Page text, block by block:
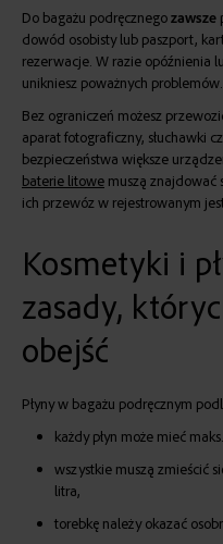
Do bagażu podręcznegozawsze
dowód osobisty lub paszport,
rezerwacje. W razie opóźnienia
unikniesz poważnych problemów.
Bez ograniczeń możesz
aparat fotograficzny, słuchawki
bezpieczeństwa większe
baterie litowe muszą znajdować
ich przewóz w rejestrowanym
Kosmetyki i
zasady,
obejść
Płyny w bagażu podręcznym
każdy płyn może mieć
wszystkie muszą zmieścić
litra,
torebkę należy okazać